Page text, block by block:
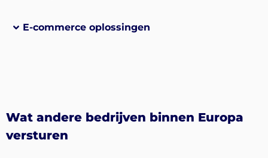
E-commerce oplossingen
Wat andere bedrijven binnen Europa
versturen